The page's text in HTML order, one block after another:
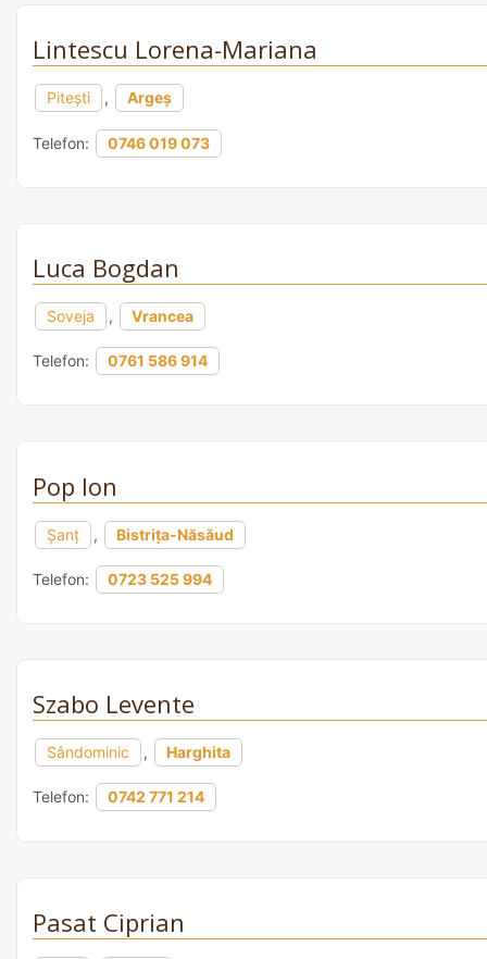
Lintescu Lorena-Mariana
Pitești , Argeș
Telefon: 0746 019 073
Luca Bogdan
Soveja , Vrancea
Telefon: 0761 586 914
Pop Ion
Şanţ , Bistrița-Năsăud
Telefon: 0723 525 994
Szabo Levente
Sândominic , Harghita
Telefon: 0742 771 214
Pasat Ciprian